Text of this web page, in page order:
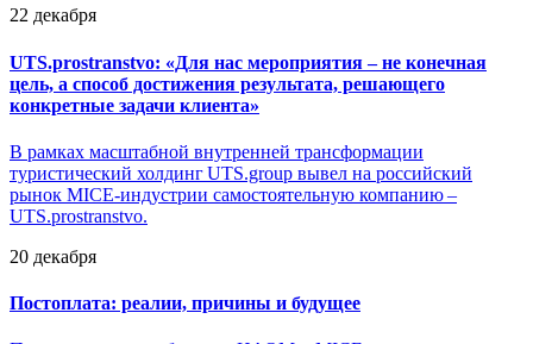
22 декабря
UTS.prostranstvo: «Для нас мероприятия – не конечная
цель, а способ достижения результата, решающего
конкретные задачи клиента»
В рамках масштабной внутренней трансформации
туристический холдинг UTS.group вывел на российский
рынок MICE-индустрии самостоятельную компанию –
UTS.prostranstvo.
20 декабря
Постоплата: реалии, причины и будущее